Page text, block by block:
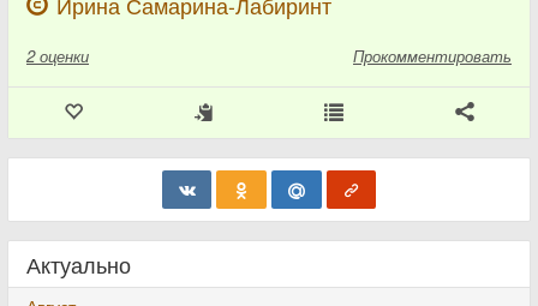
2 оценки Прокомментировать
Актуально